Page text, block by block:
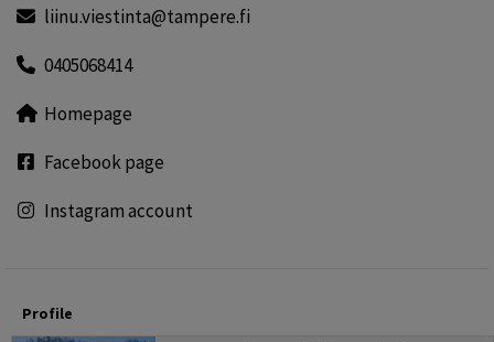
liinu.viestinta@tampere.fi
0405068414
Homepage
Facebook page
Instagram account
Profile